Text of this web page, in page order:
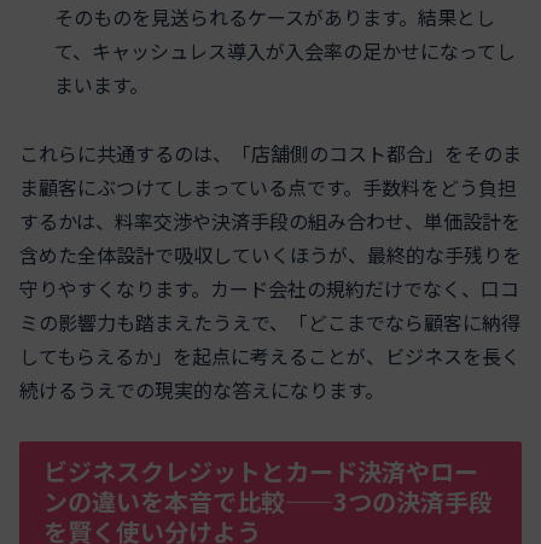
そのものを見送られるケースがあります。結果とし
て、キャッシュレス導入が入会率の足かせになってし
まいます。
これらに共通するのは、「店舗側のコスト都合」をそのま
ま顧客にぶつけてしまっている点です。手数料をどう負担
するかは、料率交渉や決済手段の組み合わせ、単価設計を
含めた全体設計で吸収していくほうが、最終的な手残りを
守りやすくなります。カード会社の規約だけでなく、口コ
ミの影響力も踏まえたうえで、「どこまでなら顧客に納得
してもらえるか」を起点に考えることが、ビジネスを長く
続けるうえでの現実的な答えになります。
ビジネスクレジットとカード決済やロー
ンの違いを本音で比較——3つの決済手段
を賢く使い分けよう